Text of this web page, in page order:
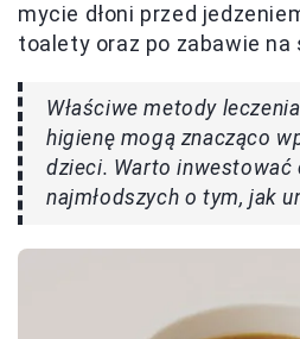
mycie dłoni przed
toalety oraz po zabawie
Właściwe metody
higienę mogą znacząco
dzieci. Warto inwestować
najmłodszych o tym, jak